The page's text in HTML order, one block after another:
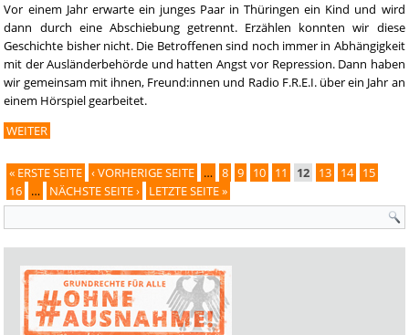
Vor einem Jahr erwarte ein junges Paar in Thüringen ein Kind und wird
dann durch eine Abschiebung getrennt. Erzählen konnten wir diese
Geschichte bisher nicht. Die Betroffenen sind noch immer in Abhängigkeit
mit der Ausländerbehörde und hatten Angst vor Repression. Dann haben
wir gemeinsam mit ihnen, Freund:innen und Radio F.R.E.I. über ein Jahr an
einem Hörspiel gearbeitet.
WEITER
Seiten
« ERSTE SEITE ‹ VORHERIGE SEITE … 8 9 10 11 12 13 14 15
16
… NÄCHSTE SEITE › LETZTE SEITE »
Suchformular